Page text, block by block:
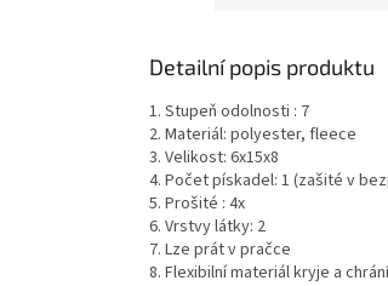
Detailní popis produktu
1. Stupeň odolnosti : 7
2. Materiál: polyester, fleece
3. Velikost: 6x15x8
4. Počet pískadel: 1 (zašité v
5. Prošité : 4x
6. Vrstvy látky: 2
7. Lze prát v pračce
8. Flexibilní materiál kryje a